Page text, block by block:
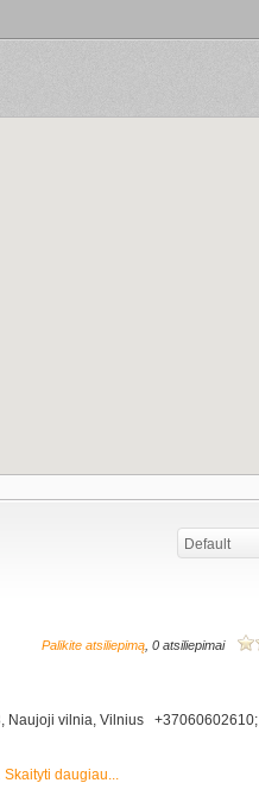
Default
Palikite atsiliepimą , 0 atsiliepimai
Naujoji vilnia, Vilnius +37060602610;
Skaityti daugiau...